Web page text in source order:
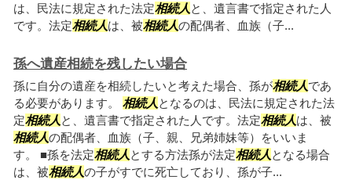
は、民法に規定された法定相続人 と、遺言書で指定された人
です。法定相続人は、被相続人の配偶者、血族（子...
孫へ遺産相続を残したい場合
孫に自分の遺産を相続したいと考えた場合、孫が相続人であ
る必要があります。 相続人 となるのは、民法に規定された法
定相続人 と、遺言書で指定された人です。法定相続人は、被
相続人の配偶者、血族（子、親、兄弟姉妹等）をいいま
す。 ■孫を法定相続人 とする方法孫が法定相続人 となる場合
は、被相続人の子がすでに死亡しており、孫が子...